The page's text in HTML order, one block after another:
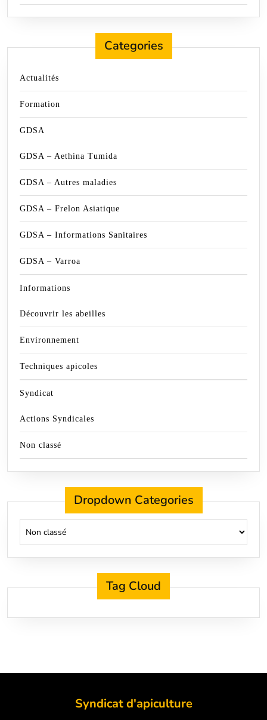
Categories
Actualités
Formation
GDSA
GDSA – Aethina Tumida
GDSA – Autres maladies
GDSA – Frelon Asiatique
GDSA – Informations Sanitaires
GDSA – Varroa
Informations
Découvrir les abeilles
Environnement
Techniques apicoles
Syndicat
Actions Syndicales
Non classé
Dropdown Categories
Tag Cloud
Syndicat d'apiculture